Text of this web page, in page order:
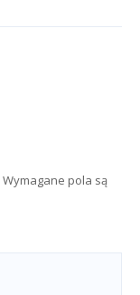
Wymagane pola są